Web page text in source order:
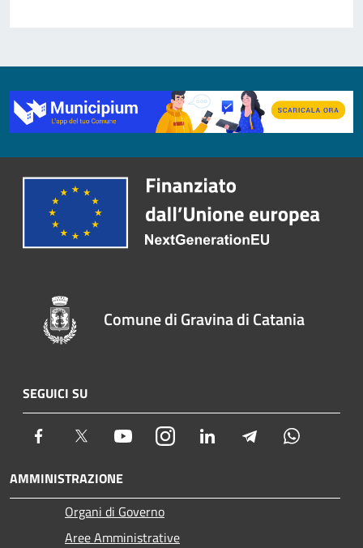
Comune di Gravina di Catania
SEGUICI SU
Facebook Twitter YoutubeInstagram LinkedIn Telegram
AMMINISTRAZIONE
Organi di Governo
Aree Amministrative